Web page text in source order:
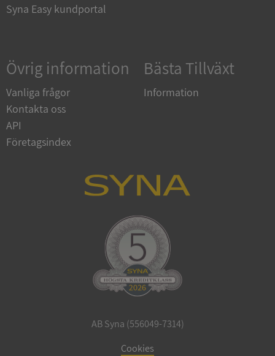
Syna Easy kundportal
Övrig information
Vanliga frågor
Kontakta oss
API
Företagsindex
Bästa Tillväxt
Information
AB Syna (556049-7314)
Cookies
VISITOR_PRIVACY_METADATA
ASP.NET_SessionId
Microsoft
Corporation
de.syna.se
Google